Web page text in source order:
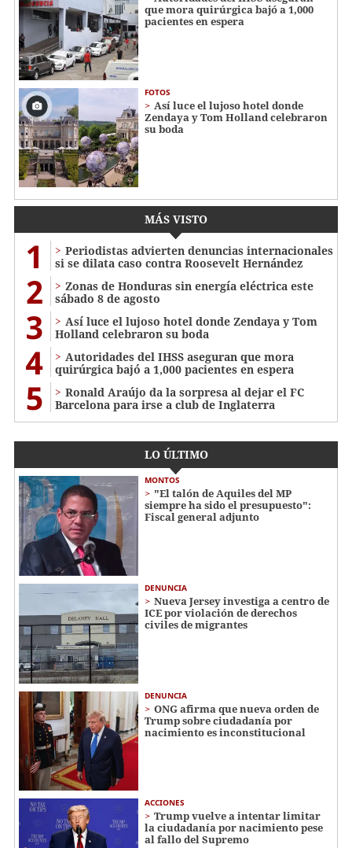
que mora quirúrgica bajó a 1,000
pacientes en espera
FOTOS
Así luce el lujoso hotel donde
Zendaya y Tom Holland celebraron
su boda
MÁS VISTO
1
Periodistas advierten denuncias internacionales
si se dilata caso contra Roosevelt Hernández
2
Zonas de Honduras sin energía eléctrica este
sábado 8 de agosto
3
Así luce el lujoso hotel donde Zendaya y Tom
Holland celebraron su boda
4
Autoridades del IHSS aseguran que mora
quirúrgica bajó a 1,000 pacientes en espera
5
Ronald Araújo da la sorpresa al dejar el FC
Barcelona para irse a club de Inglaterra
LO ÚLTIMO
MONTOS
"El talón de Aquiles del MP
siempre ha sido el presupuesto":
Fiscal general adjunto
DENUNCIA
Nueva Jersey investiga a centro de
ICE por violación de derechos
civiles de migrantes
DENUNCIA
ONG afirma que nueva orden de
Trump sobre ciudadanía por
nacimiento es inconstitucional
ACCIONES
Trump vuelve a intentar limitar
la ciudadanía por nacimiento pese
al fallo del Supremo